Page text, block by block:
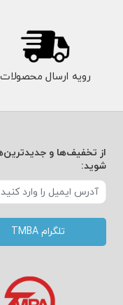
رویه ارسال محصولات
از تخفیف‌ها و
شوید:
تلگرام TMBA